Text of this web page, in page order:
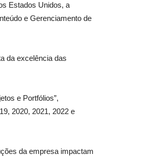
Estados Unidos, a
e Gerenciamento de
da excelência das
e Portfólios”,
2020, 2021, 2022 e
da empresa impactam